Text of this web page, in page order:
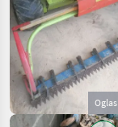
Oglas